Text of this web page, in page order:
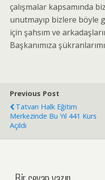
çalışmalar kapsamında
unutmayıp bizlere böyle
için şahsım ve
Başkanımıza
Previous Post
Tatvan Halk Eğitim
Merkezinde Bu Yıl 441 Kurs
Açıldı